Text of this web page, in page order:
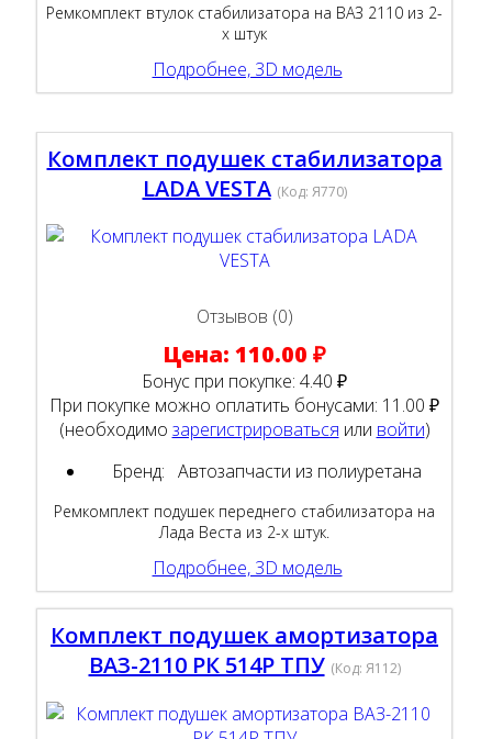
Ремкомплект втулок стабилизатора на ВАЗ 2110 из 2-
х штук
Подробнее, 3D модель
Комплект подушек стабилизатора
LADA VESTA (Код: Я770)
Отзывов (0)
Цена:110.00 ₽
Бонус при покупке:4.40 ₽
При покупке можно оплатить бонусами: 11.00 ₽
(необходимо зарегистрироваться или войти)
Бренд: Автозапчасти из полиуретана
Ремкомплект подушек переднего стабилизатора на
Лада Веста из 2-х штук.
Подробнее, 3D модель
Комплект подушек амортизатора
ВАЗ-2110 РК 514Р ТПУ (Код: Я112)